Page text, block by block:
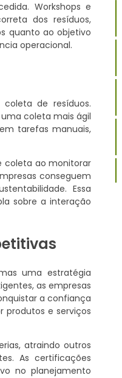
Workshops e
dos resíduos,
quanto ao objetivo
operacional.
de resíduos.
coleta mais ágil
tarefas manuais,
coleta ao monitorar
conseguem
Essa
sobre a interação
uma estratégia
as empresas
a confiança
produtos e serviços
atraindo outros
As certificações
no planejamento